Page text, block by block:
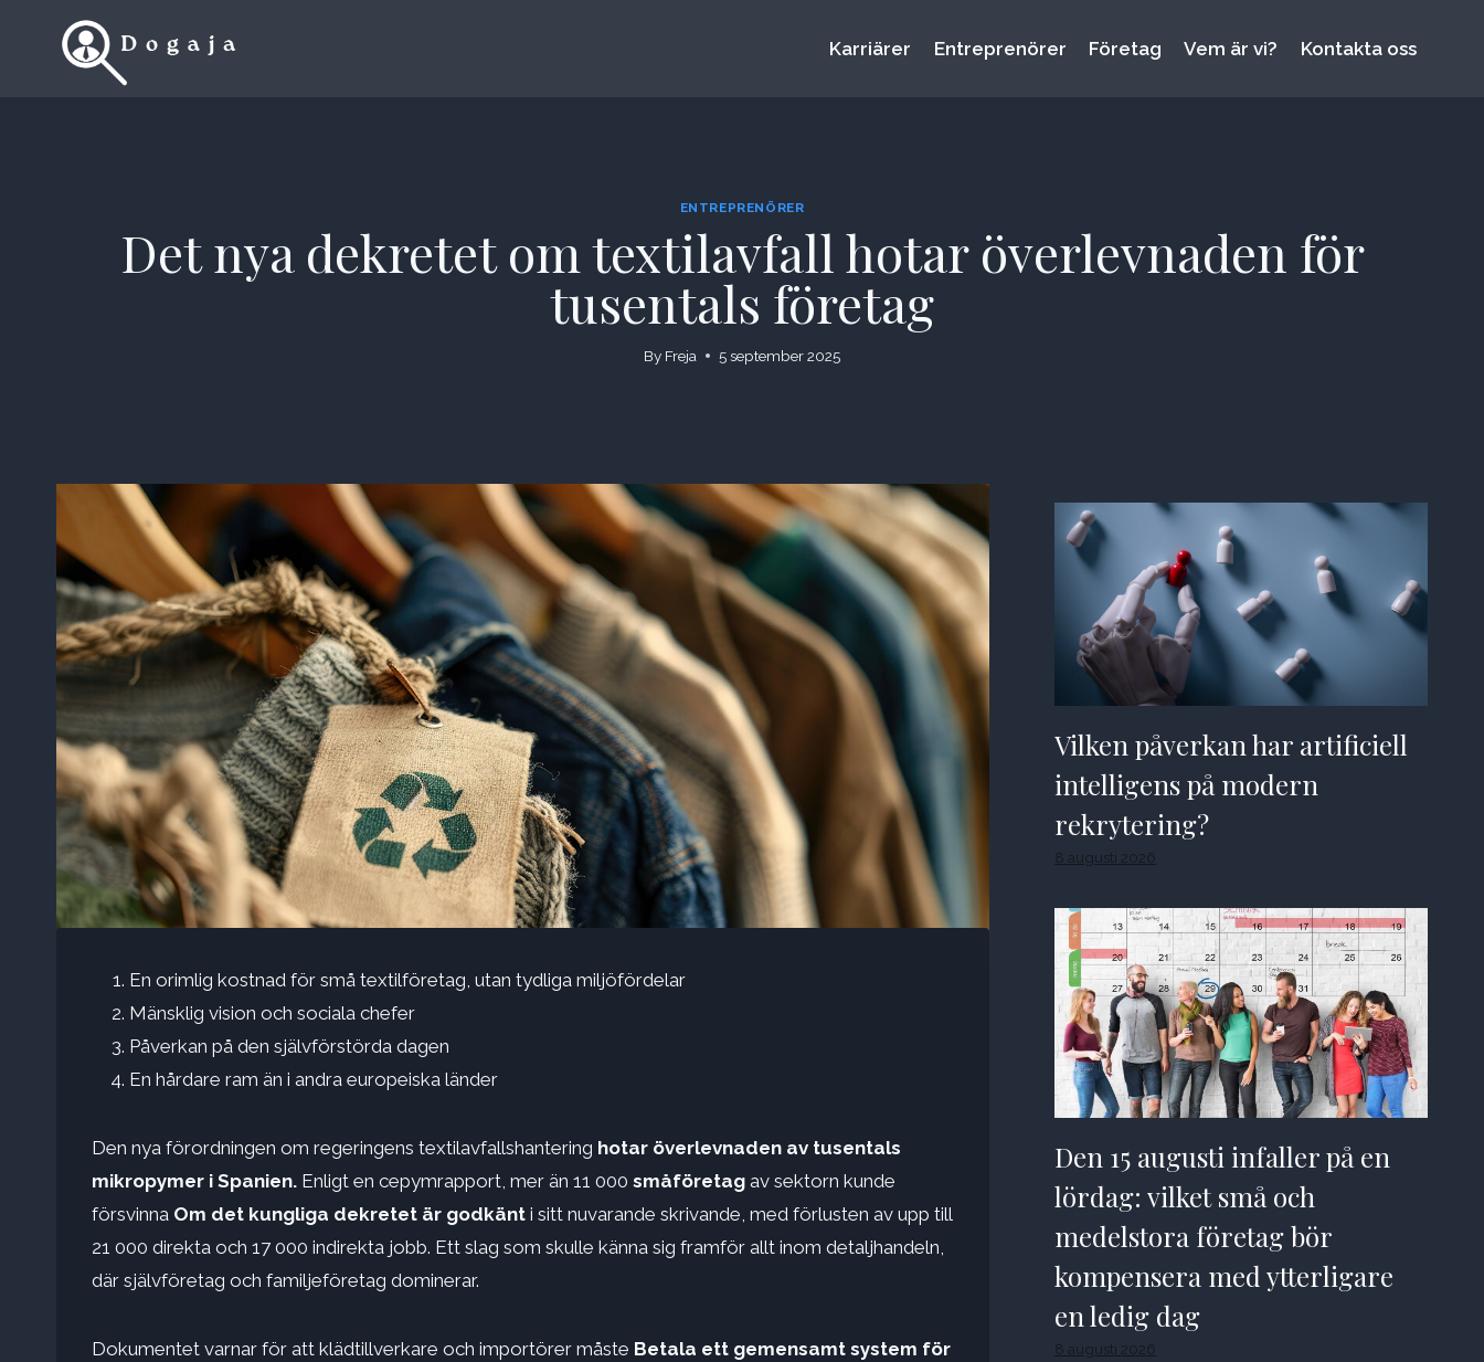
Karriärer Entreprenörer Företag Vem är vi? Kontakta oss
ENTREPRENÖRER
Det nya dekretet om textilavfall hotar överlevnaden för
tusentals företag
By Freja 5 september 2025
En orimlig kostnad för små textilföretag, utan tydliga miljöfördelar
Mänsklig vision och sociala chefer
Påverkan på den självförstörda dagen
En hårdare ram än i andra europeiska länder
Den nya förordningen om regeringens textilavfallshantering hotar överlevnaden av tusentals
mikropymer i Spanien. Enligt en cepymrapport, mer än 11 ​​000 småföretag av sektorn kunde
försvinna Om det kungliga dekretet är godkänt i sitt nuvarande skrivande, med förlusten av upp till
21 000 direkta och 17 000 indirekta jobb. Ett slag som skulle känna sig framför allt inom detaljhandeln,
där självföretag och familjeföretag dominerar.
Dokumentet varnar för att klädtillverkare och importörer måste Betala ett gemensamt system för
Vilken påverkan har artificiell
intelligens på modern
rekrytering?
8 augusti 2026
Den 15 augusti infaller på en
lördag: vilket små och
medelstora företag bör
kompensera med ytterligare
en ledig dag
8 augusti 2026